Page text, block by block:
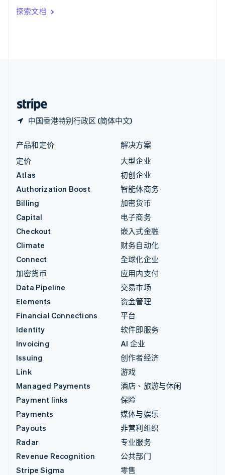
探索文档
中国香港特别行政区 (简体中文)
印度
English
产品和定价
定价
Atlas
Authorization Boost
Billing
Capital
Checkout
Climate
Connect
加密货币
Data Pipeline
Elements
Financial Connections
Identity
Invoicing
Issuing
Link
Managed Payments
Payment links
Payments
Payouts
Radar
Revenue Recognition
Stripe Sigma
解决方案
大型企业
初创企业
智能体商务
加密货币
电子商务
嵌入式金融
财务自动化
全球化企业
应用内支付
交易市场
资金管理
平台
软件即服务
AI 企业
创作者经济
游戏
酒店、旅游与休闲
保险
媒体与娱乐
非营利组织
专业服务
公共部门
零售